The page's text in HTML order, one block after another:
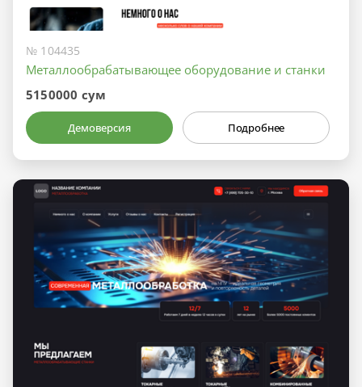
№ 104435
Металлообрабатывающее оборудование и станки
5150000 сум
Демоверсия Подробнее